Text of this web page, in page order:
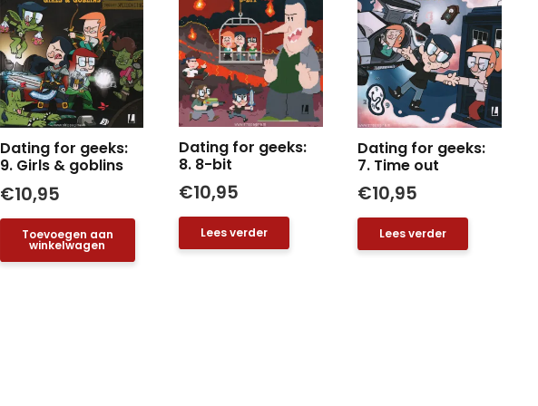
Dating for geeks:
9. Girls & goblins
€10,95
Toevoegen aan
winkelwagen
Dating for geeks:
8. 8-bit
€10,95
Lees verder
Dating for geeks:
7. Time out
€10,95
Lees verder